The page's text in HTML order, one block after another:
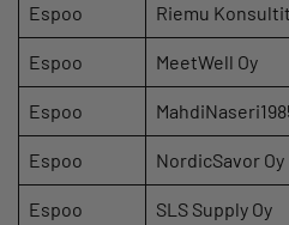
Espoo Riemu
Espoo MeetWell Oy
Espoo
Espoo NordicSavor Oy
Espoo SLS Supply Oy